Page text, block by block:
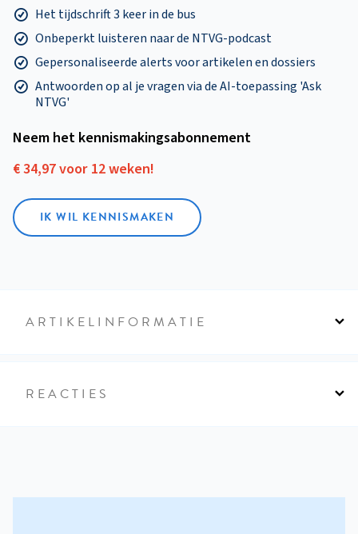
Het tijdschrift 3 keer in de bus
Onbeperkt luisteren naar de NTVG-podcast
Gepersonaliseerde alerts voor artikelen en dossiers
Antwoorden op al je vragen via de AI-toepassing 'Ask
NTVG'
Neem het kennismakings­abonnement
€ 34,97 voor 12 weken!
IK WIL KENNISMAKEN
ARTIKELINFORMATIE
REACTIES